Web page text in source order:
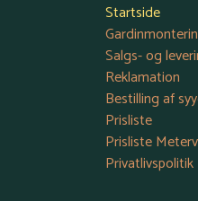
Startside
Salgs- og
Reklamation
Bestilling af
Prisliste
Prisliste
Privatlivspolitik